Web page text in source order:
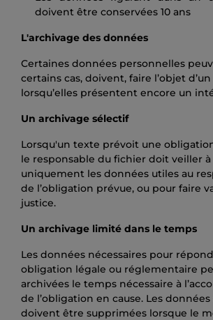
doivent être conservées 10 ans
L'archivage des données
Certaines données personnelles
certains cas, doivent, faire l’objet
lorsqu’elles présentent encore un
Un archivage sélectif
Lorsqu'un texte prévoit une
le responsable du fichier doit veiller
uniquement les données utiles au
de l’obligation prévue, ou pour faire
justice.
Un archivage limité dans le temps
Les données nécessaires pour
obligation légale ou réglementaire
archivées le temps nécessaire à
de l’obligation en cause. Les
doivent être supprimées lorsque le